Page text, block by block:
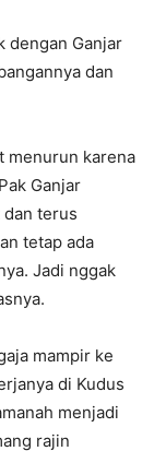
dengan Ganjar
dan
menurun karena
Ganjar
dan terus
tetap ada
Jadi nggak
mampir ke
di Kudus
menjadi
rajin